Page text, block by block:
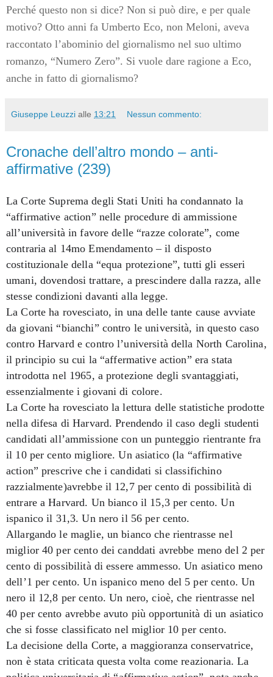
Perché questo non si dice? Non si può dire, e per quale
motivo? Otto anni fa Umberto Eco, non Meloni, aveva
raccontato l’abominio del giornalismo nel suo ultimo
romanzo, “Numero Zero”. Si vuole dare ragione a Eco,
anche in fatto di giornalismo?
Giuseppe Leuzzi alle 13:21 Nessun commento:
Cronache dell’altro mondo – anti-
affirmative (239)
La Corte Suprema degli Stati Uniti ha condannato la
“affirmative action” nelle procedure di ammissione
all’università in favore delle “razze colorate”, come
contraria al 14mo Emendamento – il disposto
costituzionale della “equa protezione”, tutti gli esseri
umani, dovendosi trattare, a prescindere dalla razza, alle
stesse condizioni davanti alla legge.
La Corte ha rovesciato, in una delle tante cause avviate
da giovani “bianchi” contro le università, in questo caso
contro Harvard e contro l’università della North Carolina,
il principio su cui la “affermative action” era stata
introdotta nel 1965, a protezione degli svantaggiati,
essenzialmente i giovani di colore.
La Corte ha rovesciato la lettura delle statistiche prodotte
nella difesa di Harvard. Prendendo il caso degli studenti
candidati all’ammissione con un punteggio rientrante fra
il 10 per cento migliore. Un asiatico (la “affirmative
action” prescrive che i candidati si classifichino
razzialmente)avrebbe il 12,7 per cento di possibilità di
entrare a Harvard. Un bianco il 15,3 per cento. Un
ispanico il 31,3. Un nero il 56 per cento.
Allargando le maglie, un bianco che rientrasse nel
miglior 40 per cento dei canddati avrebbe meno del 2 per
cento di possibilità di essere ammesso. Un asiatico meno
dell’1 per cento. Un ispanico meno del 5 per cento. Un
nero il 12,8 per cento. Un nero, cioè, che rientrasse nel
40 per cento avrebbe avuto più opportunità di un asiatico
che si fosse classificato nel miglior 10 per cento.
La decisione della Corte, a maggioranza conservatrice,
non è stata criticata questa volta come reazionaria. La